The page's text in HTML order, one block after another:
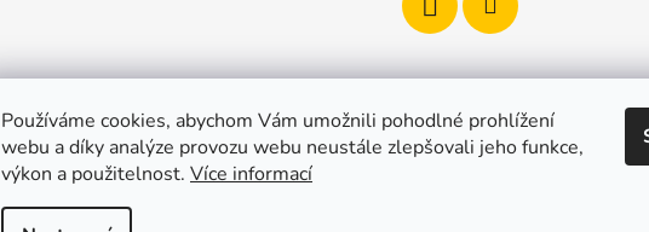
Používáme cookies, abychom Vám umožnili pohodlné prohlížení
webu a díky analýze provozu webu neustále zlepšovali jeho funkce,
výkon a použitelnost. Více informací